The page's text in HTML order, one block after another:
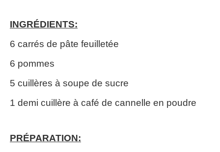
INGRÉDIENTS:
6 carrés de pâte feuilletée
6 pommes
5 cuillères à soupe de sucre
1 demi cuillère à café de cannelle en poudre
PRÉPARATION: